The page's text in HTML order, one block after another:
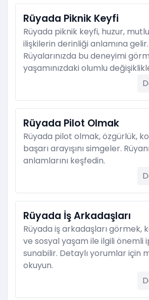
Rüyada Piknik Keyfi
Rüyada piknik keyfi, huzur,
ilişkilerin derinliği anlamına gelir.
Rüyalarınızda bu deneyimi
yaşamınızdaki olumlu
Rüyada Pilot Olmak
Rüyada pilot olmak, özgürlük,
başarı arayışını simgeler.
anlamlarını keşfedin.
Rüyada İş Arkadaşları
Rüyada iş arkadaşları görmek,
ve sosyal yaşam ile ilgili önemli
sunabilir. Detaylı yorumlar için
okuyun.